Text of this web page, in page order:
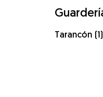
Tarancón (1)